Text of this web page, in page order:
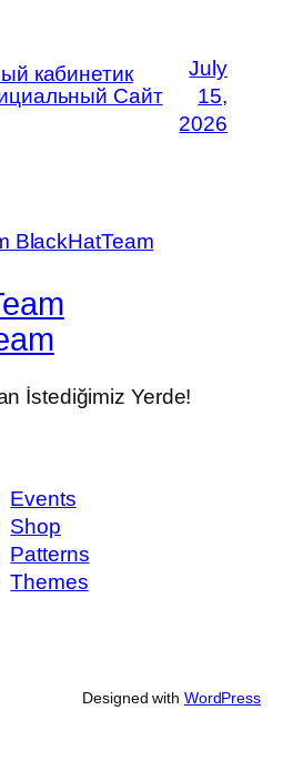
кабинетик
Сайт
July
15,
2026
İstediğimiz Yerde!
Events
Shop
Patterns
Themes
Designed with WordPress